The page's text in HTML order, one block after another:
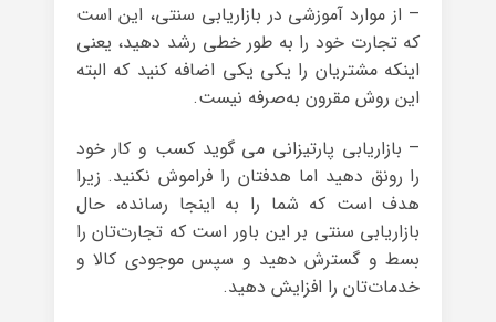
– از موارد آموزشی در بازاریابی سنتی، این است
که تجارت خود را به طور خطی رشد دهید، یعنی
اینکه مشتریان را یکی یکی اضافه کنید که البته
این روش مقرون به‌صرفه نیست.
– بازاریابی پارتیزانی می گوید کسب و کار خود
را رونق دهید اما هدفتان را فراموش نکنید. زیرا
هدف است که شما را به اینجا رسانده، حال
بازاریابی سنتی بر این باور است که تجارت‌تان را
بسط و گسترش دهید و سپس موجودی کالا و
خدمات‌تان را افزایش دهید.